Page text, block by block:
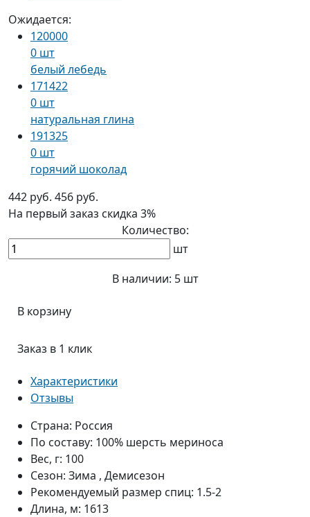
Ожидается:
120000
0 шт
белый лебедь
171422
0 шт
натуральная глина
191325
0 шт
горячий шоколад
442 руб. 456 руб.
На первый заказ скидка 3%
Количество:
шт
В наличии: 5 шт
В корзину
Заказ в 1 клик
Характеристики
Отзывы
Страна: Россия
По составу: 100% шерсть мериноса
Вес, г: 100
Сезон: Зима , Демисезон
Рекомендуемый размер спиц: 1.5-2
Длина, м: 1613